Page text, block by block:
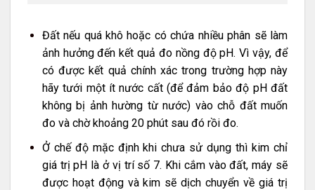
Đất nếu quá khô hoặc có chứa nhiều phân sẽ làm
ảnh hưởng đến kết quả đo nồng độ pH. Vì vậy, để
có được kết quả chính xác trong trường hợp này
hãy tưới một ít nước cất (để đảm bảo độ pH đất
không bị ảnh hường từ nước) vào chỗ đất muốn
đo và chờ khoảng 20 phút sau đó rồi đo.
Ở chế độ mặc định khi chưa sử dụng thì kim chỉ
giá trị pH là ở vị trí số 7. Khi cắm vào đất, máy sẽ
được hoạt động và kim sẽ dịch chuyển về giá trị